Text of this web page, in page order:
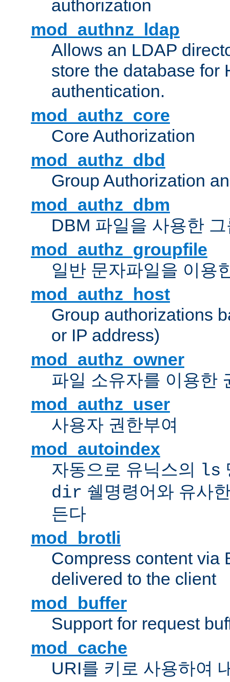
authorization
mod_authnz_ldap
Allows an LDAP
store the database for
authentication.
mod_authz_core
Core Authorization
mod_authz_dbd
Group Authorization
mod_authz_dbm
DBM 파일을 사용한
mod_authz_groupfile
일반 문자파일을 이용
mod_authz_host
Group authorizations
or IP address)
mod_authz_owner
파일 소유자를 이용한
mod_authz_user
사용자 권한부여
mod_autoindex
자동으로 유닉스의 ls
dir 쉘명령어와 유사
든다
mod_brotli
Compress content via
delivered to the client
mod_buffer
Support for request
mod_cache
URI를 키로 사용하여